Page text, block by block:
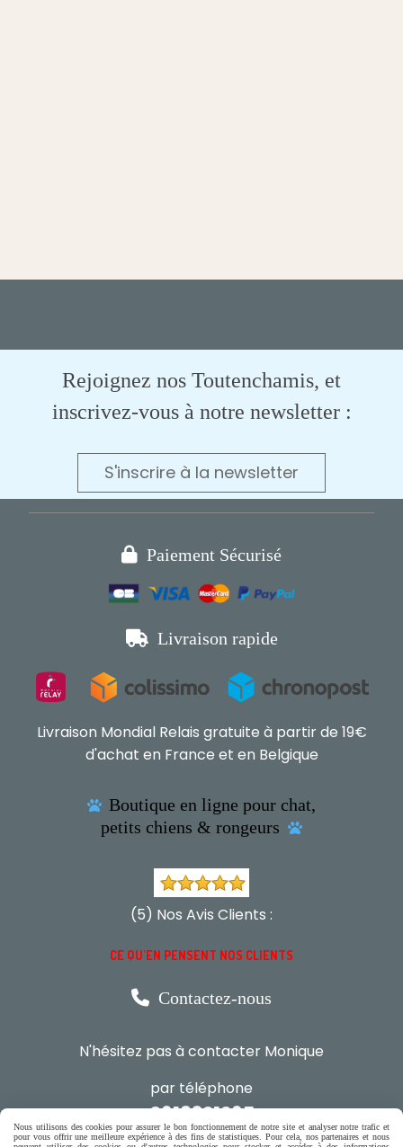
Rejoignez nos Toutenchamis, et
inscrivez-vous à notre newsletter :
S'inscrire à la newsletter
 Paiement Sécurisé
 Livraison rapide
Livraison Mondial Relais gratuite à partir de 19€
d'achat en France et en Belgique
 Boutique en ligne pour chat,
petits chiens & rongeurs

(5) Nos Avis Clients :
CE QU'EN PENSENT NOS CLIENTS
 Contactez-nous
N'hésitez pas à contacter Monique
par téléphone
0618321265
Nous utilisons des cookies pour assurer le bon fonctionnement de notre site et analyser notre trafic et
pour vous offrir une meilleure expérience à des fins de statistiques. Pour cela, nos partenaires et nous